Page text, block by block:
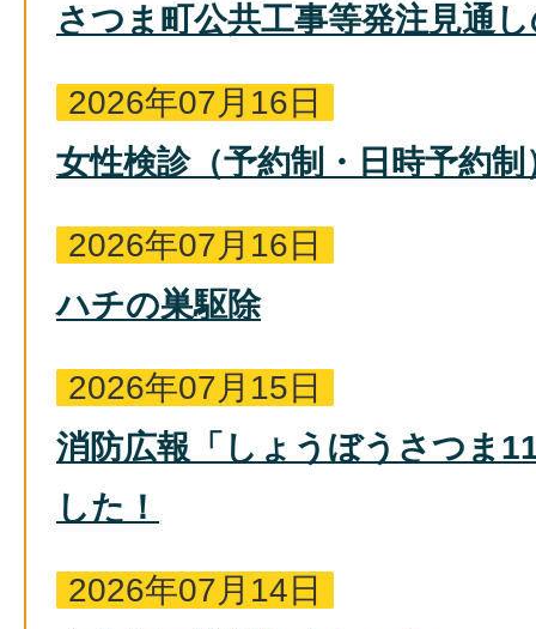
さつま町公共工事等発注見通
2026年07月16日
女性検診（予約制・日時予約
2026年07月16日
ハチの巣駆除
2026年07月15日
消防広報「しょうぼうさつま
した！
2026年07月14日